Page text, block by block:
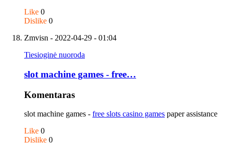
Like 0
Dislike 0
Zmvisn - 2022-04-29 - 01:04
Tiesioginė nuoroda
slot machine games - free…
Komentaras
slot machine games - free slots casino games paper assistance
Like 0
Dislike 0